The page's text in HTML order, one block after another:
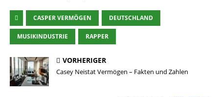
CASPER VERMÖGEN DEUTSCHLAND
MUSIKINDUSTRIE RAPPER
VORHERIGER
Casey Neistat Vermögen – Fakten und Zahlen